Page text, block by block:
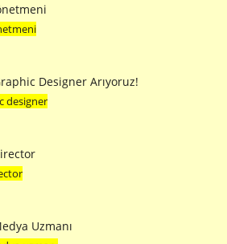
Designer Arıyoruz!
designer
Uzmanı